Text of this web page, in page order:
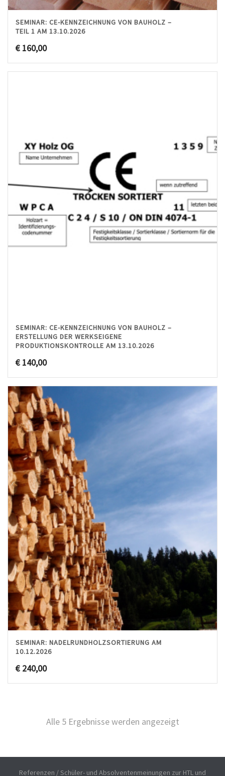
SEMINAR: CE-KENNZEICHNUNG VON BAUHOLZ –
TEIL 1 AM 13.10.2026
€ 160,00
SEMINAR: CE-KENNZEICHNUNG VON BAUHOLZ –
ERSTELLUNG DER WERKSEIGENE
PRODUKTIONSKONTROLLE AM 13.10.2026
€ 140,00
SEMINAR: NADELRUNDHOLZSORTIERUNG AM
10.12.2026
€ 240,00
Alle 5 Ergebnisse werden angezeigt
Referenzen / Schüler- und Absolventenmeinungen zur HTL und